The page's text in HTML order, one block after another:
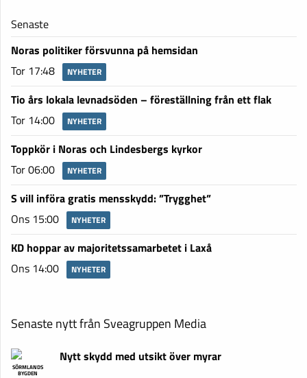
Senaste
Noras politiker försvunna på hemsidan
Tor 17:48
NYHETER
Tio års lokala levnadsöden – föreställning från ett flak
Tor 14:00
NYHETER
Toppkör i Noras och Lindesbergs kyrkor
Tor 06:00
NYHETER
S vill införa gratis mensskydd: ”Trygghet”
Ons 15:00
NYHETER
KD hoppar av majoritetssamarbetet i Laxå
Ons 14:00
NYHETER
Senaste nytt från Sveagruppen Media
SÖRMLANDS
BYGDEN
Nytt skydd med utsikt över myrar